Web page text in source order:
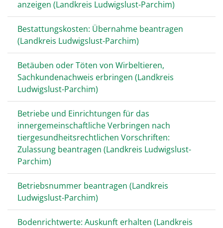
anzeigen (Landkreis Ludwigslust-Parchim)
Bestattungskosten: Übernahme beantragen
(Landkreis Ludwigslust-Parchim)
Betäuben oder Töten von Wirbeltieren,
Sachkundenachweis erbringen (Landkreis
Ludwigslust-Parchim)
Betriebe und Einrichtungen für das
innergemeinschaftliche Verbringen nach
tiergesundheitsrechtlichen Vorschriften:
Zulassung beantragen (Landkreis Ludwigslust-
Parchim)
Betriebsnummer beantragen (Landkreis
Ludwigslust-Parchim)
Bodenrichtwerte: Auskunft erhalten (Landkreis